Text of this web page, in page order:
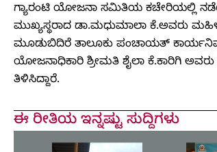
ಗ್ಯಾರಂಟಿ ಯೋಜನಾ ಸಮಿತಿಯ ಕಚೇರಿಯಲ್ಲಿ
ಮುಖ್ಯಸ್ಥರಾದ ಡಾ.ಮಧುಮಾಲಾ ಕೆ.ಅವರು
ಮೂಡುಬಿದಿರೆ ತಾಲೂಕು ಪಂಚಾಯತ್
ಯೋಜನಾಧಿಕಾರಿ ಶ್ರೀಮತಿ ಶೈಲಾ ಕೆ.ಕಾರಿಗಿ
ತಿಳಿಸಿದ್ದಾರೆ.
ಈ ರೀತಿಯ ಇನ್ನಷ್ಟು ಸುದ್ದಿಗಳು